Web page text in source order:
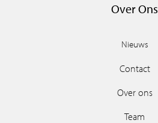
Over Ons
Nieuws
Contact
Over ons
Team